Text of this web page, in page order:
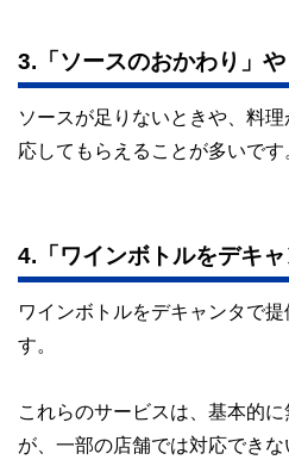
3.「ソースのおかわり」や
ソースが足りないときや、料
応してもらえることが多いです
4.「ワインボトルをデキャ
ワインボトルをデキャンタで
す。
これらのサービスは、基本的
が、一部の店舗では対応でき